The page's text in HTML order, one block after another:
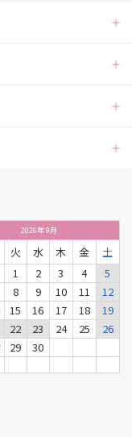
2026年9月
火 水 木 金
土
1
2 3 4
5
8 9 10 11
12
15 16 17 18
19
22 23 24 25
26
29 30